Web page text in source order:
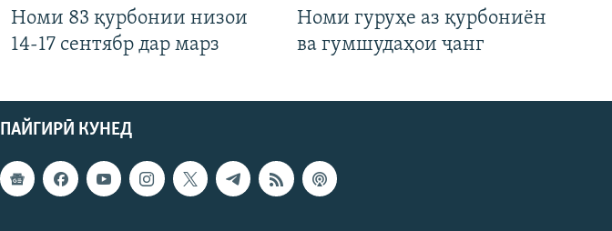
Номи 83 қурбонии низои
14-17 сентябр дар марз
Номи гуруҳе аз қурбониён
ва гумшудаҳои ҷанг
ПАЙГИРӢ КУНЕД